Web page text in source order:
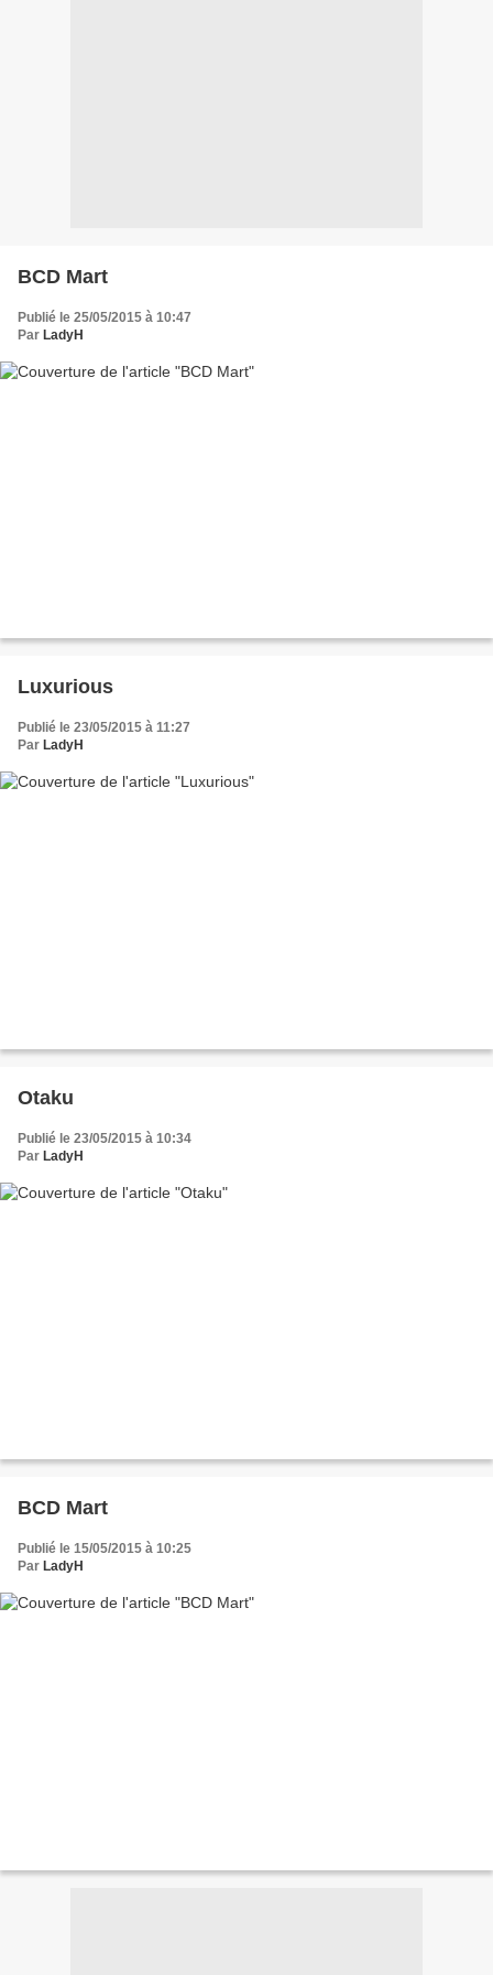
BCD Mart
Publié le 25/05/2015 à 10:47
Par LadyH
Luxurious
Publié le 23/05/2015 à 11:27
Par LadyH
Otaku
Publié le 23/05/2015 à 10:34
Par LadyH
BCD Mart
Publié le 15/05/2015 à 10:25
Par LadyH